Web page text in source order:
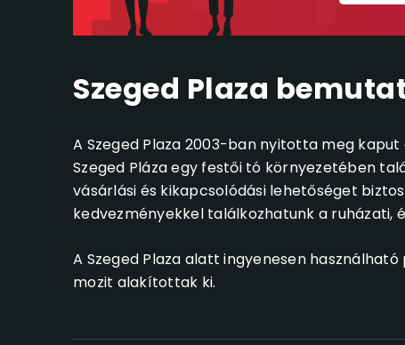
Szeged Plaza
A Szeged Plaza 2003-ban nyitotta meg
Szeged Pláza egy festői tó környezetében
vásárlási és kikapcsolódási lehetőséget
kedvezményekkel találkozhatunk a ruházati,
A Szeged Plaza alatt ingyenesen
mozit alakítottak ki.